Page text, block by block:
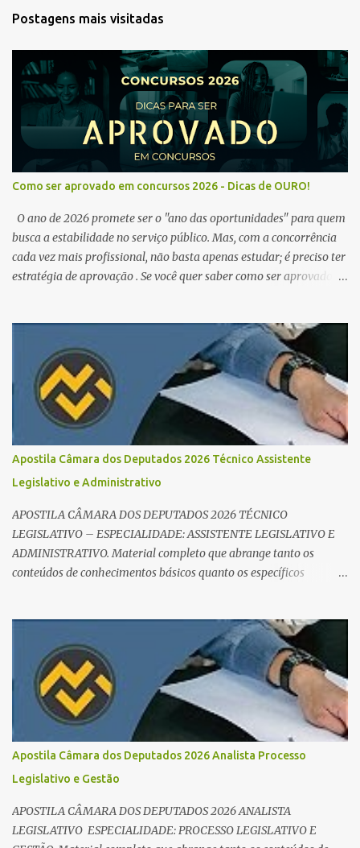
Postagens mais visitadas
Como ser aprovado em concursos 2026 - Dicas de OURO!
O ano de 2026 promete ser o "ano das oportunidades" para quem
busca a estabilidade no serviço público. Mas, com a concorrência
cada vez mais profissional, não basta apenas estudar; é preciso ter
estratégia de aprovação . Se você quer saber como ser aprovado
Edital Verticalizado Não comece a estudar sem ler o edital. A dica
de ouro é criar um edital verticalizado . Liste todos os tópicos e
marque seu progresso (Teoria / Resumo / Questões). Isso evita que
você perca tempo com conteúdos irrelevantes e garante que você
bata todo o conteúdo programático. Palavras-chave para o seu
sucesso: Cronograma de estudos dinâmico; Técnica Pomodoro
para foco total; Foco em disciplinas básicas (Português, RLM e
Direito Administrativo). 🔄 2. Revisão Espaç...
Apostila Câmara dos Deputados 2026 Técnico Assistente
Legislativo e Administrativo
APOSTILA CÂMARA DOS DEPUTADOS 2026 TÉCNICO
LEGISLATIVO – ESPECIALIDADE: ASSISTENTE LEGISLATIVO E
ADMINISTRATIVO. Material completo que abrange tanto os
conteúdos de conhecimentos básicos quanto os específicos
realidade, e o cargo de Analista Legislativo (Processo Legislativo e
Gestão) se destaca como uma das melhores oportunidades do ano.
Com exigência de nível superior em qualquer área, o certame
oferece 35 vagas imediatas e salários que ultrapassam os R$ 30
mil . O que estudar para Processo Legislativo e Gestão? Para vencer
a concorrência da banca Cebraspe , o candidato precisa dominar o
conteúdo programático dividido em: Conhecimentos Básicos:
Português, Inglês, Raciocínio Lógico e Informática/Dados.
Conhecimentos Específicos: O "coração" da prova. É essencial focar
no Regimento Interno da Câmara dos Deputa...
Apostila Câmara dos Deputados 2026 Analista Processo
Legislativo e Gestão
APOSTILA CÂMARA DOS DEPUTADOS 2026 ANALISTA
LEGISLATIVO ESPECIALIDADE: PROCESSO LEGISLATIVO E